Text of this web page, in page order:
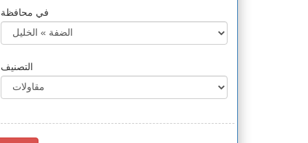
في محافظة
التصنيف